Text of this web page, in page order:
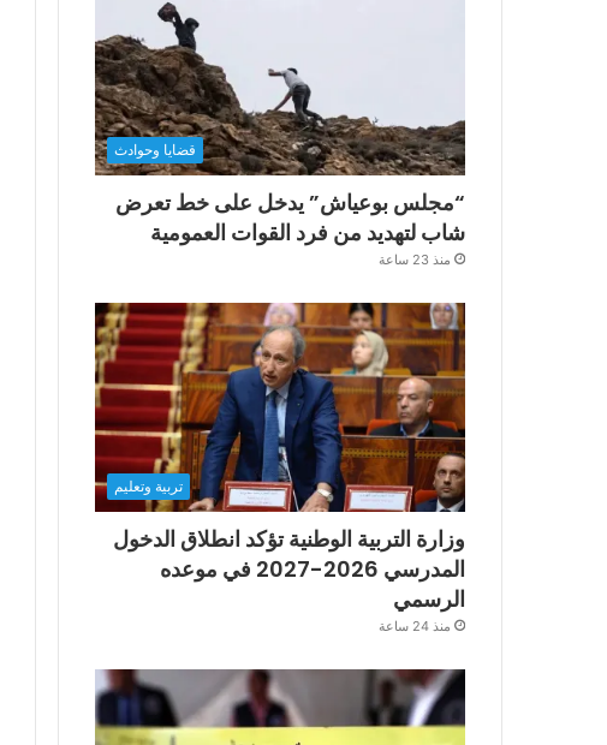
قضايا وحوادث
“مجلس بوعياش” يدخل على خط تعرض
شاب لتهديد من فرد القوات العمومية
منذ 23 ساعة
تربية وتعليم
وزارة التربية الوطنية تؤكد انطلاق الدخول
المدرسي 2026-2027 في موعده
الرسمي
منذ 24 ساعة